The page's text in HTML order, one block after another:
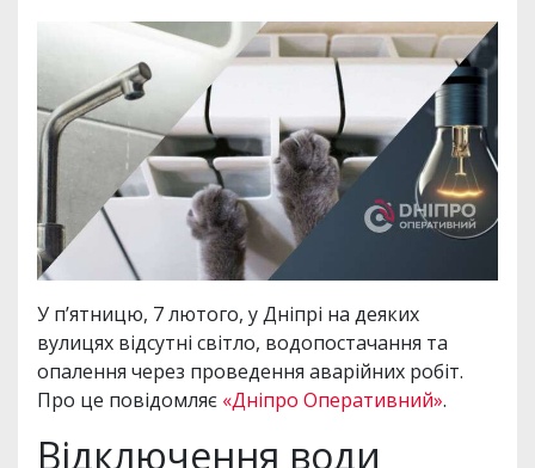
У п’ятницю, 7 лютого, у Дніпрі на деяких
вулицях відсутні світло, водопостачання та
опалення через проведення аварійних робіт.
Про це повідомляє «Дніпро Оперативний».
Відключення води